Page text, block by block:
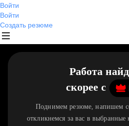
Войти
Войти
Создать резюме
Работа
скорее c
Поднимем резюме, напишем
откликнемся за вас в